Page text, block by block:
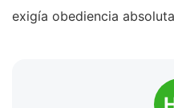
exigía obediencia